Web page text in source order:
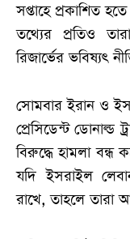
সপ্তাহে প্রকাশিত
তথ্যের প্রতিও
রিজার্ভের ভবিষ্যৎ
সোমবার ইরান ও
প্রেসিডেন্ট
বিরুদ্ধে হামলা বন্ধ
যদি ইসরাইল
রাখে, তাহলে